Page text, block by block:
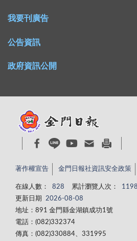
我要刊廣告
公告資訊
政府資訊公開
著作權宣告 金門日報社資訊安全政策
在線人數： 828 累計瀏覽人次：
更新日期
2026-08-08
地址：891 金門縣金湖鎮成功1號
電話：(082)332374
傳真：(082)330884、331995